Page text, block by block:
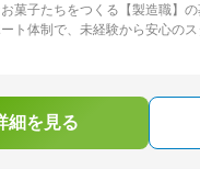
菓子たちをつくる【製造職】の
ト体制で、未経験から安心のス
細を見る